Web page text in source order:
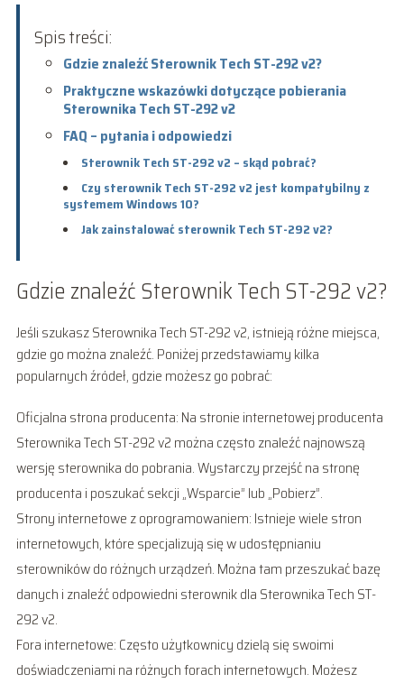
Spis treści:
Gdzie znaleźć Sterownik Tech ST-292 v2?
Praktyczne wskazówki dotyczące pobierania
Sterownika Tech ST-292 v2
FAQ – pytania i odpowiedzi
Sterownik Tech ST-292 v2 – skąd pobrać?
Czy sterownik Tech ST-292 v2 jest kompatybilny z
systemem Windows 10?
Jak zainstalować sterownik Tech ST-292 v2?
Gdzie znaleźć Sterownik Tech ST-292 v2?
Jeśli szukasz Sterownika Tech ST-292 v2, istnieją różne miejsca,
gdzie go można znaleźć. Poniżej przedstawiamy kilka
popularnych źródeł, gdzie możesz go pobrać:
Oficjalna strona producenta: Na stronie internetowej producenta
Sterownika Tech ST-292 v2 można często znaleźć najnowszą
wersję sterownika do pobrania. Wystarczy przejść na stronę
producenta i poszukać sekcji „Wsparcie” lub „Pobierz”.
Strony internetowe z oprogramowaniem: Istnieje wiele stron
internetowych, które specjalizują się w udostępnianiu
sterowników do różnych urządzeń. Można tam przeszukać bazę
danych i znaleźć odpowiedni sterownik dla Sterownika Tech ST-
292 v2.
Fora internetowe: Często użytkownicy dzielą się swoimi
doświadczeniami na różnych forach internetowych. Możesz